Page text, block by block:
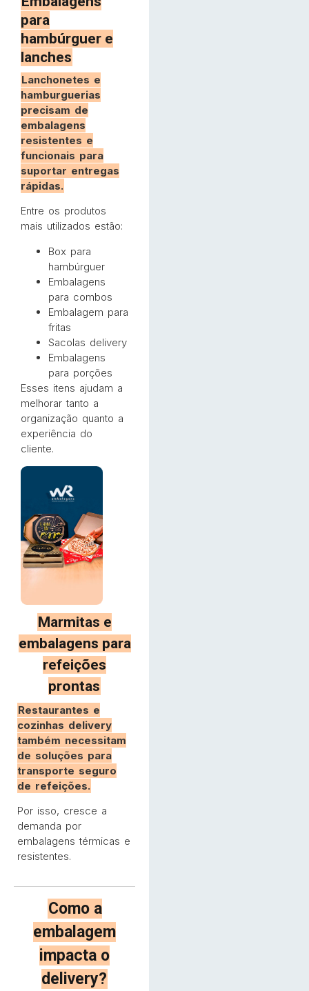
para
hambúrguer e
lanches
Lanchonetes e
hamburguerias
precisam de
embalagens
resistentes e
funcionais para
suportar entregas
rápidas.
Entre os produtos
mais utilizados estão:
Box para
hambúrguer
Embalagens
para combos
Embalagem para
fritas
Sacolas delivery
Embalagens
para porções
Esses itens ajudam a
melhorar tanto a
organização quanto a
experiência do
cliente.
Marmitas e
embalagens para
refeições
prontas
Restaurantes e
cozinhas delivery
também necessitam
de soluções para
transporte seguro
de refeições.
Por isso, cresce a
demanda por
embalagens térmicas e
resistentes.
Como a
embalagem
impacta o
delivery?